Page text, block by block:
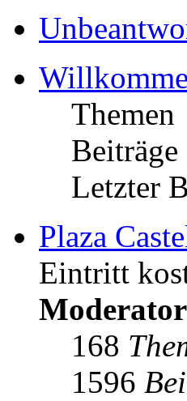
Themen
Beiträge
Letzter
Plaza
Eintritt
168
1596